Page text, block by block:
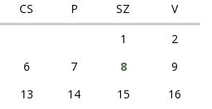
CS P SZ
V
1
2
6 7 8
9
13 14 15
16